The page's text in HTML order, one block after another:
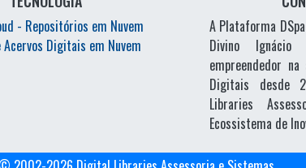
- Repositórios em Nuvem
Acervos Digitais em Nuvem
A Plataforma
Divino Ignácio
empreendedor
Digitais desde
Libraries
Ecossistema de